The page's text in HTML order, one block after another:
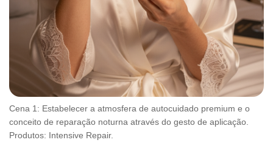
Cena 1: Estabelecer a atmosfera de autocuidado premium e o
conceito de reparação noturna através do gesto de aplicação.
Produtos: Intensive Repair.